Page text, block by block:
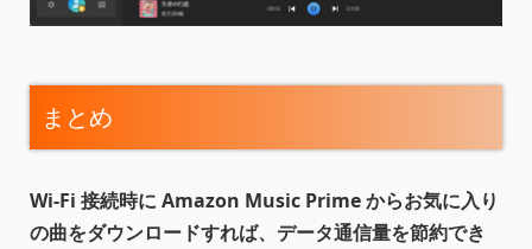
まとめ
Wi-Fi 接続時に Amazon Music Prime からお気に入り
の曲をダウンロードすれば、データ通信量を節約でき